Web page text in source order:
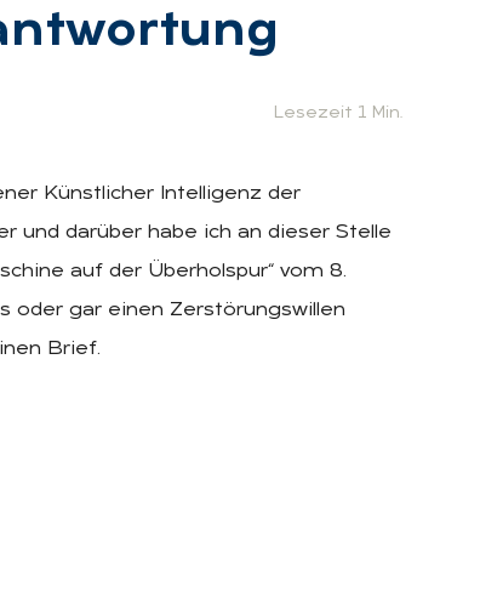
Lesezeit 1 Min.
Künstlicher Intelligenz der
und darüber habe ich an dieser Stelle
auf der Überholspur“ vom 8.
oder gar einen Zerstörungswillen
Brief.